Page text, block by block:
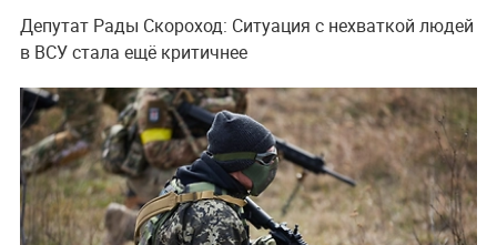
Депутат Рады Скороход: Ситуация с нехваткой людей
в ВСУ стала ещё критичнее